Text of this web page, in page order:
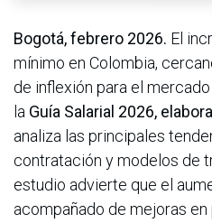
Bogotá, febrero 2026. El
mínimo en Colombia,
de inflexión para el
la Guía Salarial 2026,
analiza las principales
contratación y modelos de
estudio advierte que el
acompañado de mejoras